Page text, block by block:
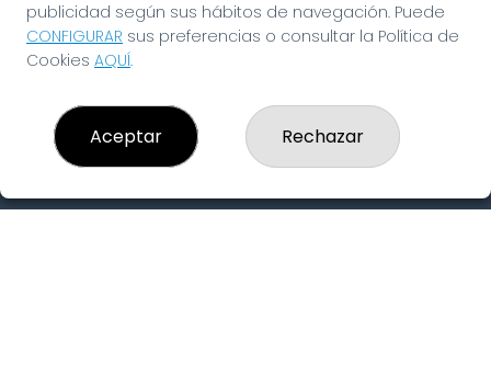
CONTACTO
ADMINISTRACION DE LOTERIAS: 19-FUENLABRADA -
RECEPTOR OFICIAL: 97910
pedidos@laninadelasuerte.es
CASTILLA LA NUEVA, 12
Fuenlabrada, 28941
publicidad según sus hábitos de navegación. Puede
CONFIGURAR sus preferencias o consultar la Política de
Cookies AQUÍ.
Aceptar Rechazar